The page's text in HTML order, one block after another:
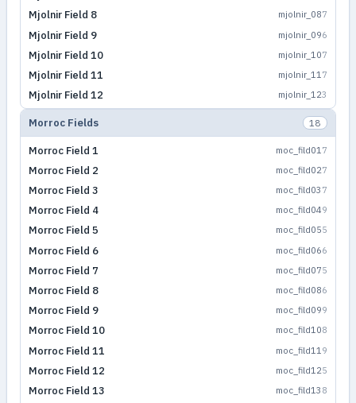
Mjolnir Field 8 mjolnir_087
Mjolnir Field 9 mjolnir_096
Mjolnir Field 10 mjolnir_107
Mjolnir Field 11 mjolnir_117
Mjolnir Field 12 mjolnir_123
Morroc Fields 18
Morroc Field 1 moc_fild01 7
Morroc Field 2 moc_fild027
Morroc Field 3 moc_fild03 7
Morroc Field 4 moc_fild049
Morroc Field 5 moc_fild055
Morroc Field 6 moc_fild066
Morroc Field 7 moc_fild075
Morroc Field 8 moc_fild086
Morroc Field 9 moc_fild099
Morroc Field 10 moc_fild108
Morroc Field 11 moc_fild11 9
Morroc Field 12 moc_fild125
Morroc Field 13 moc_fild13 8